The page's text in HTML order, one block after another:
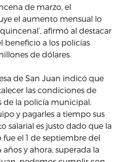
de marzo, el
el aumento mensual lo
afirmó al destacar
beneficio a los policías
de dólares.
de San Juan indicó que
las condiciones de
la policía municipal.
y pagarles a tiempo sus
salarial es justo dado que la
el 1 de septiembre del
y ahora, superada la